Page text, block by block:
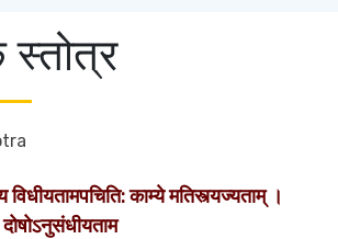
काम्ये मतिस्त्यज्यताम् ।